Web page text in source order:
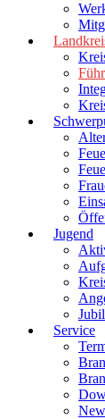
Jugend
Service